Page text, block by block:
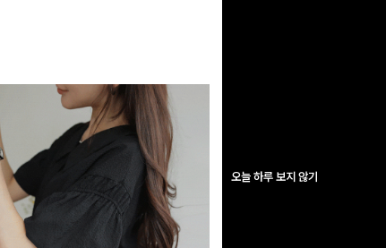
오늘 하루 보지 않기